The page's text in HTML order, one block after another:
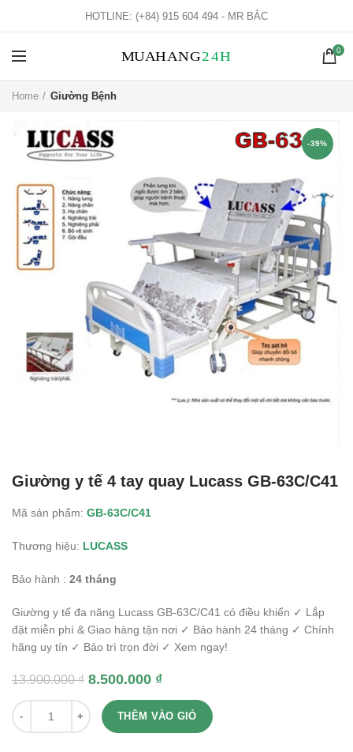
HOTLINE: (+84) 915 604 494 - MR BẮC
0
Home Giường Bệnh
-39%
Giường y tế 4 tay quay Lucass GB-63C/C41
Mã sản phẩm: GB-63C/C41
Thương hiệu: LUCASS
Bảo hành : 24 tháng
Giường y tế đa năng Lucass GB-63C/C41 có điều khiển ✓ Lắp
đặt miễn phí & Giao hàng tận nơi ✓ Bảo hành 24 tháng ✓ Chính
hãng uy tín ✓ Bảo trì trọn đời ✓ Xem ngay!
13.900.000₫ 8.500.000 ₫
Quantity
THÊM VÀO GIỎ